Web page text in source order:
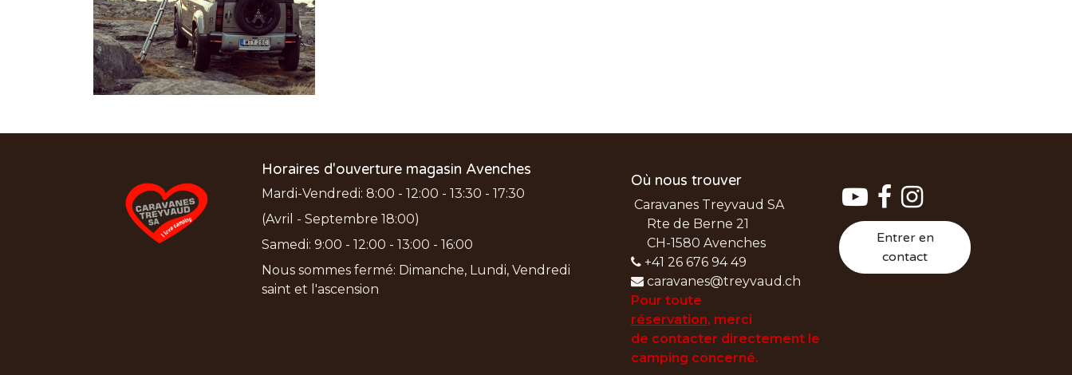
Entrer en
contact
Horaires d'ouverture magasin Avenches
Mardi-Vendredi: 8:00 - 12:00 - 13:30 - 17:30
(Avril - Septembre 18:00)
Samedi: 9:00 - 12:00 - 13:00 - 16:00
Nous sommes fermé: Dimanche, Lundi, Vendredi
saint et l'ascension
Où nous trouver
Caravanes Treyvaud SA
Rte de Berne 21
CH-1580 Avenches
+41 26 676 94 49
caravanes@treyvaud.ch
Pour toute
réservation, merci
de contacter directement le
camping concerné.